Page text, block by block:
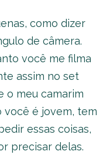
como dizer
de câmera.
você me filma
assim no set
o meu camarim
você é jovem, tem
essas coisas,
precisar delas.